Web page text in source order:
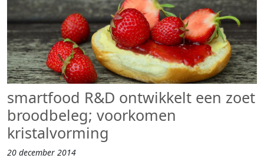
smartfood R&D ontwikkelt een zoet
broodbeleg; voorkomen
kristalvorming
20 december 2014